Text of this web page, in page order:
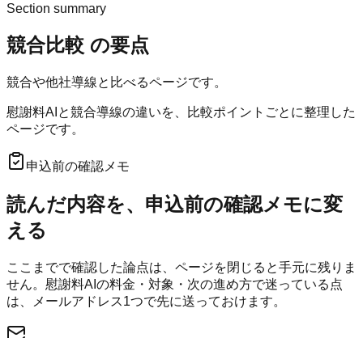
Section summary
競合比較 の要点
競合や他社導線と比べるページです。
慰謝料AIと競合導線の違いを、比較ポイントごとに整理した
ページです。
申込前の確認メモ
読んだ内容を、申込前の確認メモに変
える
ここまでで確認した論点は、ページを閉じると手元に残りま
せん。 慰謝料AI の料金・対象・次の進め方で迷っている点
は、メールアドレス1つで先に送っておけます。